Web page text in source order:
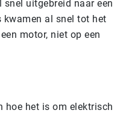
uitgebreid naar een
kwamen al snel tot het
motor, niet op een
hoe het is om elektrisch